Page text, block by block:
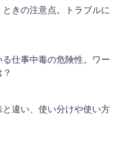
きの注意点。トラブルに
仕事中毒の危険性。ワー
と違い、使い分けや使い方